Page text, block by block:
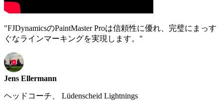
"FJDynami​csのPaintMaster Proは信頼性に優れ、完璧にまっす
ぐなラインマーキングを実現します。"
Jens Ellermann
ヘッドコーチ、 Lüdenscheid Lightnings